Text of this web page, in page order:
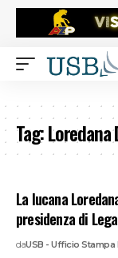
Tag:
La lucana
presidenza di
daUSB - Ufficio Stampa